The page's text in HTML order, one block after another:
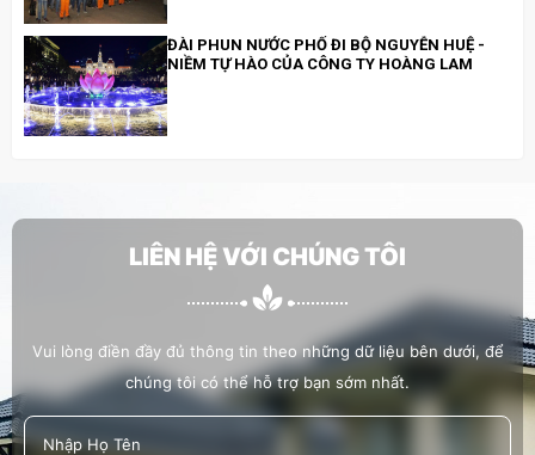
ĐÀI PHUN NƯỚC PHỐ ĐI BỘ NGUYỄN HUỆ -
NIỀM TỰ HÀO CỦA CÔNG TY HOÀNG LAM
NGHĨA TÌNH
HOÀNG LAM THAM GIA, HỔ TRỢ LỄ TRỒNG
CÂY 19/5/2022
HOÀNG LAM HỖ TRỢ CÔNG TÁC XÃ HỘI
TRỒNG CÂY XANH TẠI BỜ KÊNH HÀNG BÀNG
TRÊN ĐƯỜNG VẠN TƯỢNG
LIÊN HỆ VỚI CHÚNG TÔI
Vui lòng điền đầy đủ thông tin theo những dữ liệu bên dưới, để
chúng tôi có thể hỗ trợ bạn sớm nhất.